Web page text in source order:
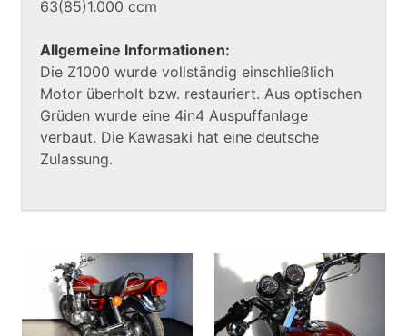
63(85)1.000 ccm
Allgemeine Informationen:
Die Z1000 wurde vollständig einschließlich
Motor überholt bzw. restauriert. Aus optischen
Grüden wurde eine 4in4 Auspuffanlage
verbaut. Die Kawasaki hat eine deutsche
Zulassung.